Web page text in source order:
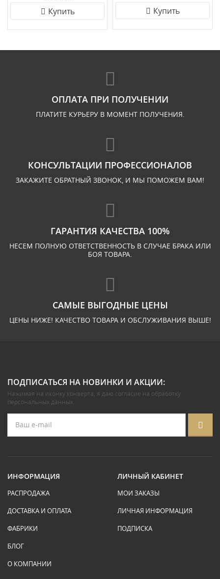
Купить Купить
ОПЛАТА ПРИ ПОЛУЧЕНИИ
ПЛАТИТЕ КУРЬЕРУ В МОМЕНТ ПОЛУЧЕНИЯ.
КОНСУЛЬТАЦИИ ПРОФЕССИОНАЛОВ
ЗАКАЖИТЕ ОБРАТНЫЙ ЗВОНОК, И МЫ ПОМОЖЕМ ВАМ!
ГАРАНТИЯ КАЧЕСТВА 100%
НЕСЕМ ПОЛНУЮ ОТВЕТСТВЕННОСТЬ В СЛУЧАЕ БРАКА ИЛИ
БОЯ ТОВАРА.
САМЫЕ ВЫГОДНЫЕ ЦЕНЫ
ЦЕНЫ НИЖЕ! КАЧЕСТВО ТОВАРА И ОБСЛУЖИВАНИЯ ВЫШЕ!
ПОДПИСАТЬСЯ НА НОВИНКИ И АКЦИИ:
Нажимая на иконку конверта, я даю согласие на обработку
персональных данных.
ИНФОРМАЦИЯ
РАСПРОДАЖА
ДОСТАВКА И ОПЛАТА
ФАБРИКИ
БЛОГ
О КОМПАНИИ
ЛИЧНЫЙ КАБИНЕТ
МОИ ЗАКАЗЫ
ЛИЧНАЯ ИНФОРМАЦИЯ
ПОДПИСКА